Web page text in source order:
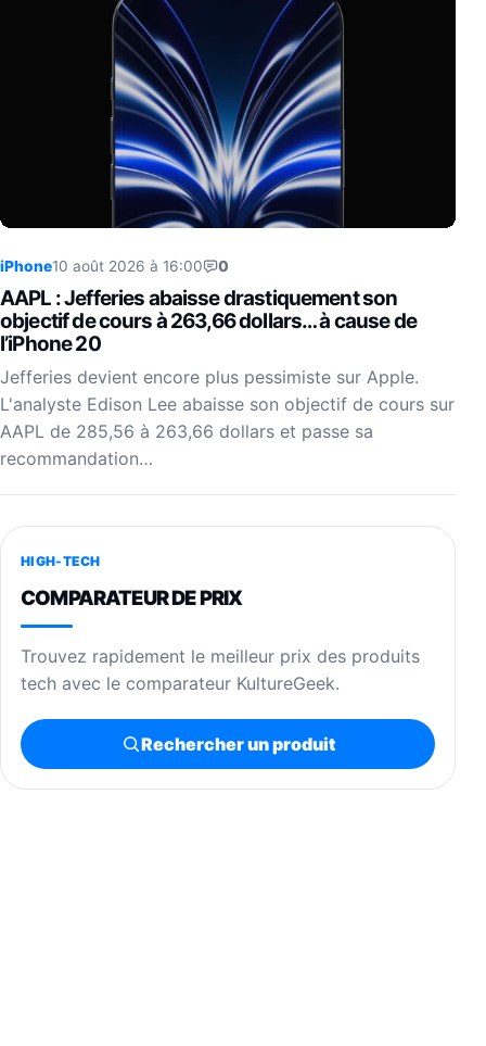
iPhone10 août 2026 à 16:00 0
AAPL : Jefferies abaisse drastiquement son
objectif de cours à 263,66 dollars… à cause de
l’iPhone 20
Jefferies devient encore plus pessimiste sur Apple.
L'analyste Edison Lee abaisse son objectif de cours sur
AAPL de 285,56 à 263,66 dollars et passe sa
recommandation…
HIGH-TECH
COMPARATEUR DE PRIX
Trouvez rapidement le meilleur prix des produits
tech avec le comparateur KultureGeek.
Rechercher un produit